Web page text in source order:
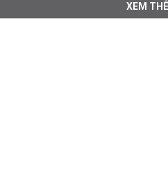
XEM